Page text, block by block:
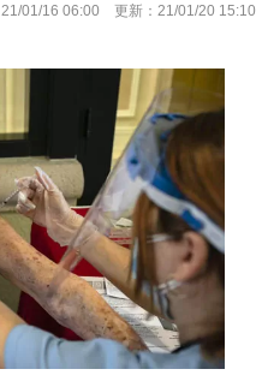
21/01/16 06:00 更新： 21/01/20 15:10